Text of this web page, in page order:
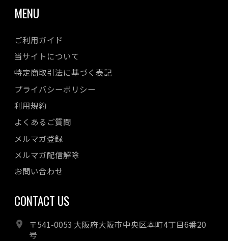
MENU
ご利用ガイド
当サイトについて
特定商取引法に基づく表記
プライバシーポリシー
利用規約
よくあるご質問
メルマガ登録
メルマガ配信解除
お問い合わせ
CONTACT US
〒541-0053 大阪府大阪市中央区本町4丁目6番20
号